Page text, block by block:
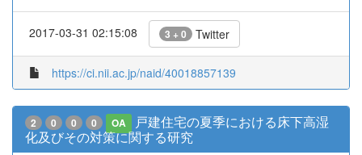
2017-03-31 02:15:08 3 + 0 Twitter
https://ci.nii.ac.jp/naid/40018857139
2 0 0 0 OA
戸建住宅の夏季における床下高湿
化及びその対策に関する研究